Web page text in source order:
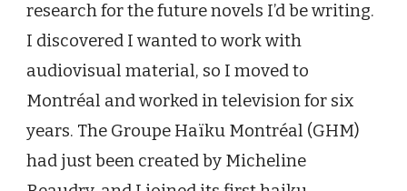
research for the future novels I’d be writing.
I discovered I wanted to work with
audiovisual material, so I moved to
Montréal and worked in television for six
years. The Groupe Haïku Montréal (GHM)
had just been created by Micheline